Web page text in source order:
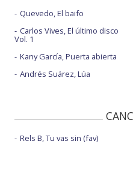
Quevedo, El baifo
Carlos Vives, El último disco
Vol. 1
Kany García, Puerta abierta
Andrés Suárez, Lúa
Rels B, Tu vas sin (fav)